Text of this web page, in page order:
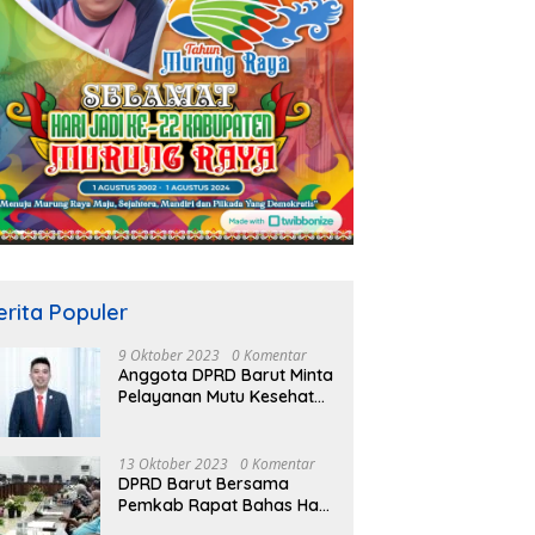
Populer
9 Oktober 2023 0 Komentar
Anggota DPRD Barut Minta
Pelayanan Mutu Kesehatan
13 Oktober 2023 0 Komentar
DPRD Barut Bersama
Pemkab Rapat Bahas Hasil